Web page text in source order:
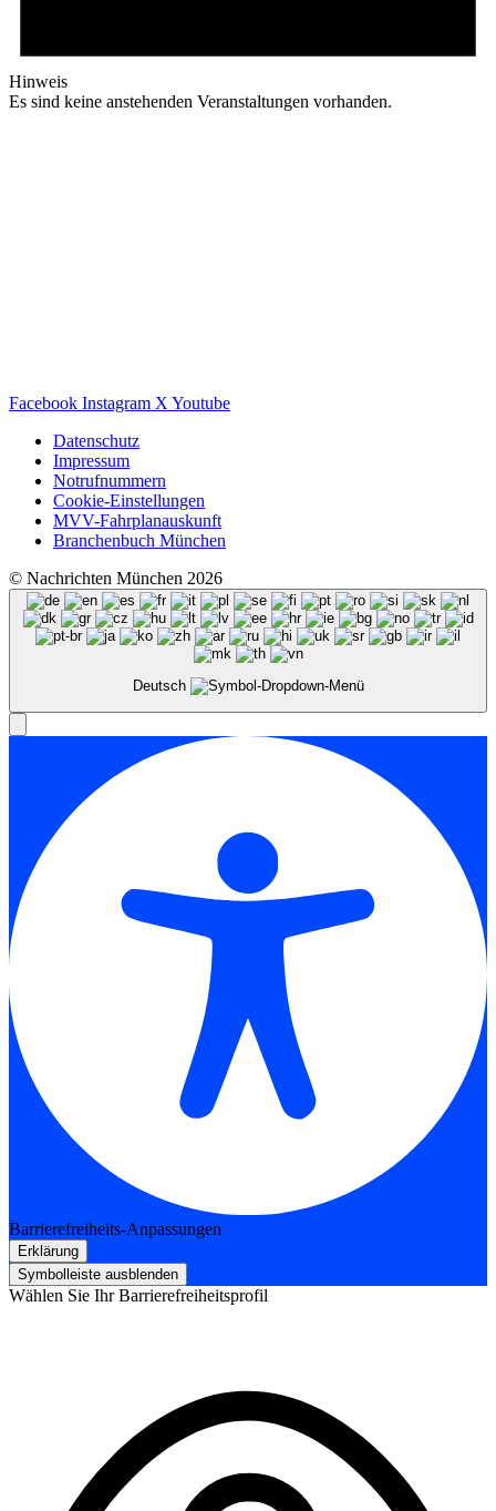
Hinweis
Es sind keine anstehenden Veranstaltungen vorhanden.
Facebook Instagram X Youtube
Datenschutz
Impressum
Notrufnummern
Cookie-Einstellungen
MVV-Fahrplanauskunft
Branchenbuch München
© Nachrichten München 2026
Deutsch
Barrierefreiheits-Anpassungen
Erklärung
Symbolleiste ausblenden
Wählen Sie Ihr Barrierefreiheitsprofil